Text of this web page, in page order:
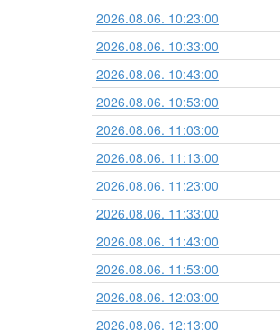
2026.08.06. 10:23:00
2026.08.06. 10:33:00
2026.08.06. 10:43:00
2026.08.06. 10:53:00
2026.08.06. 11:03:00
2026.08.06. 11:13:00
2026.08.06. 11:23:00
2026.08.06. 11:33:00
2026.08.06. 11:43:00
2026.08.06. 11:53:00
2026.08.06. 12:03:00
2026.08.06. 12:13:00